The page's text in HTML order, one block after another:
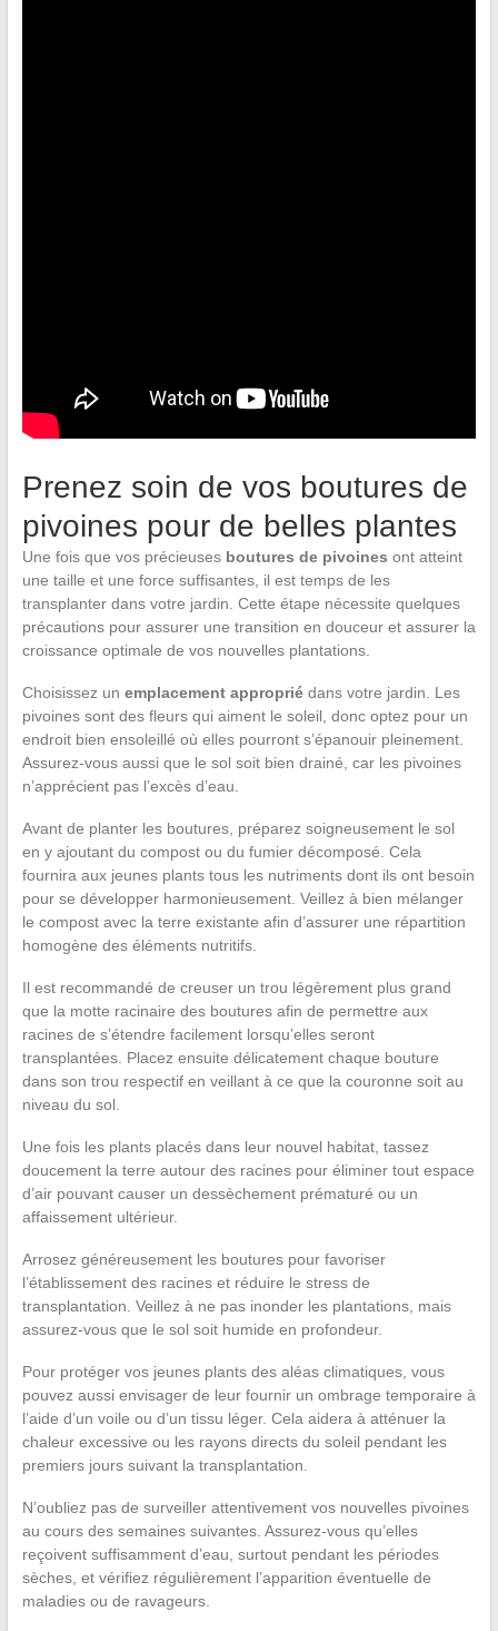
Prenez soin de vos boutures de
pivoines pour de belles plantes
Une fois que vos précieuses boutures de pivoines ont atteint
une taille et une force suffisantes, il est temps de les
transplanter dans votre jardin. Cette étape nécessite quelques
précautions pour assurer une transition en douceur et assurer la
croissance optimale de vos nouvelles plantations.
Choisissez un emplacement appropriédans votre jardin. Les
pivoines sont des fleurs qui aiment le soleil, donc optez pour un
endroit bien ensoleillé où elles pourront s’épanouir pleinement.
Assurez-vous aussi que le sol soit bien drainé, car les pivoines
n’apprécient pas l’excès d’eau.
Avant de planter les boutures, préparez soigneusement le sol
en y ajoutant du compost ou du fumier décomposé. Cela
fournira aux jeunes plants tous les nutriments dont ils ont besoin
pour se développer harmonieusement. Veillez à bien mélanger
le compost avec la terre existante afin d’assurer une répartition
homogène des éléments nutritifs.
Il est recommandé de creuser un trou légèrement plus grand
que la motte racinaire des boutures afin de permettre aux
racines de s’étendre facilement lorsqu’elles seront
transplantées. Placez ensuite délicatement chaque bouture
dans son trou respectif en veillant à ce que la couronne soit au
niveau du sol.
Une fois les plants placés dans leur nouvel habitat, tassez
doucement la terre autour des racines pour éliminer tout espace
d’air pouvant causer un dessèchement prématuré ou un
affaissement ultérieur.
Arrosez généreusement les boutures pour favoriser
l’établissement des racines et réduire le stress de
transplantation. Veillez à ne pas inonder les plantations, mais
assurez-vous que le sol soit humide en profondeur.
Pour protéger vos jeunes plants des aléas climatiques, vous
pouvez aussi envisager de leur fournir un ombrage temporaire à
l’aide d’un voile ou d’un tissu léger. Cela aidera à atténuer la
chaleur excessive ou les rayons directs du soleil pendant les
premiers jours suivant la transplantation.
N’oubliez pas de surveiller attentivement vos nouvelles pivoines
au cours des semaines suivantes. Assurez-vous qu’elles
reçoivent suffisamment d’eau, surtout pendant les périodes
sèches, et vérifiez régulièrement l’apparition éventuelle de
maladies ou de ravageurs.